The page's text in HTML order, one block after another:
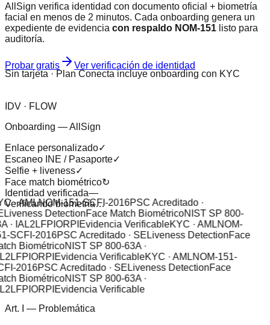
AllSign verifica identidad con documento oficial + biometría
facial en menos de 2 minutos. Cada onboarding genera un
expediente de evidencia con respaldo NOM-151 listo para
auditoría.
Probar gratis
Ver verificación de identidad
Sin tarjeta · Plan Conecta incluye onboarding con KYC
IDV · FLOW
Onboarding — AllSign
Enlace personalizado✓
Escaneo INE / Pasaporte✓
Selfie + liveness✓
Face match biométrico↻
Identidad verificada—
Verificando biometría…
· AMLNOM-151-SCFI-2016PSC Acreditado ·
Liveness DetectionFace Match BiométricoNIST SP 800-
· IAL2LFPIORPI Evidencia VerificableKYC · AMLNOM-
SCFI-2016PSC Acreditado · SELiveness DetectionFace
BiométricoNIST SP 800-63A ·
LFPIORPI Evidencia VerificableKYC · AMLNOM-151-
2016PSC Acreditado · SELiveness DetectionFace
BiométricoNIST SP 800-63A ·
LFPIORPI Evidencia Verificable
Art. I — Problemática